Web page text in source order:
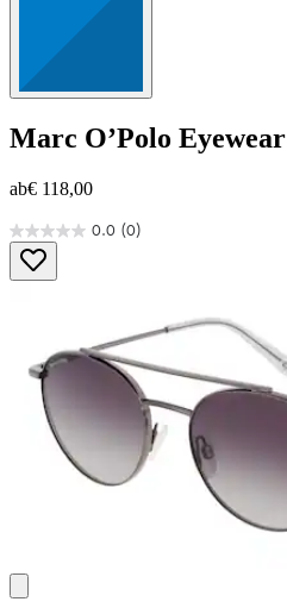
Marc O’Polo Eyewear
ab€ 118,00
0.0 (0)
0.0
von
5